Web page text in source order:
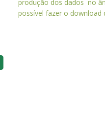
produção dos dados no
possível fazer o download